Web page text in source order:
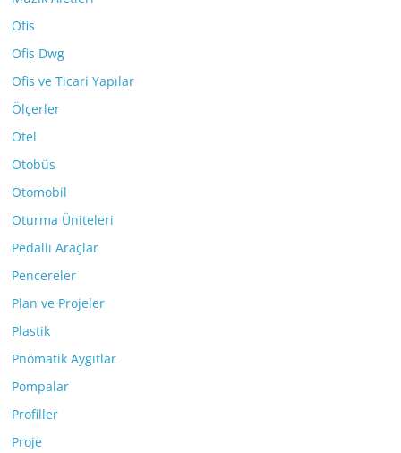
Ofis
Ofis Dwg
Ofis ve Ticari Yapılar
Ölçerler
Otel
Otobüs
Otomobil
Oturma Üniteleri
Pedallı Araçlar
Pencereler
Plan ve Projeler
Plastik
Pnömatik Aygıtlar
Pompalar
Profiller
Proje